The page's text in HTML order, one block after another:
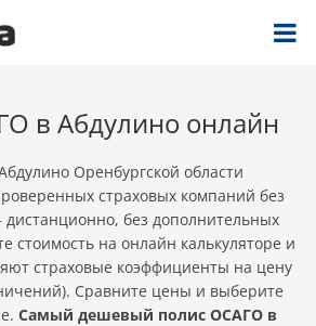
в Абдулино онлайн
Оренбургской области
страховых компаний без
без дополнительных
стоимость на онлайн калькуляторе и
страховые коэффициенты на цену
Сравните цены и выберите
Самый дешевый полис ОСАГО в